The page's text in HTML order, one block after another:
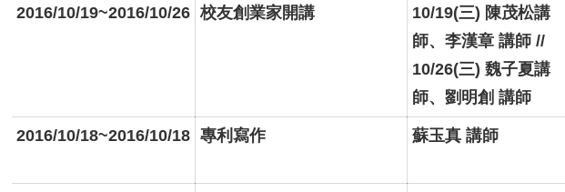
2016/10/19~2016/10/26 校友創業家開講
10/19(三) 陳茂松講
師、李漢章 講師 //
10/26(三) 魏子夏講
師、劉明創 講師
2016/10/18~2016/10/18 專利寫作 蘇玉真 講師